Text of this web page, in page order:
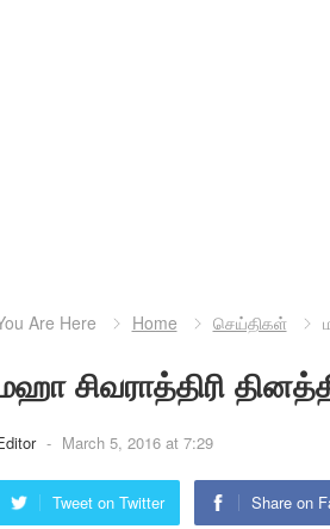
Are Here Home செய்திகள்
சிவராத்திரி
- March 5, 2016 at 7:29
Tweet on Twitter Share on